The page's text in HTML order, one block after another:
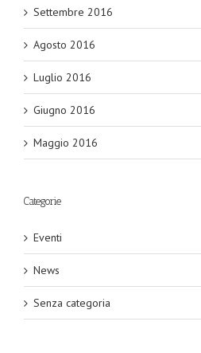
Settembre 2016
Agosto 2016
Luglio 2016
Giugno 2016
Maggio 2016
Categorie
Eventi
News
Senza categoria